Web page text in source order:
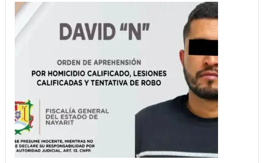
LO
INVITARON
DAR
VUELTA
EN
UN
CARRO,
EMPEZARON
DISCUTIR
BALEADO